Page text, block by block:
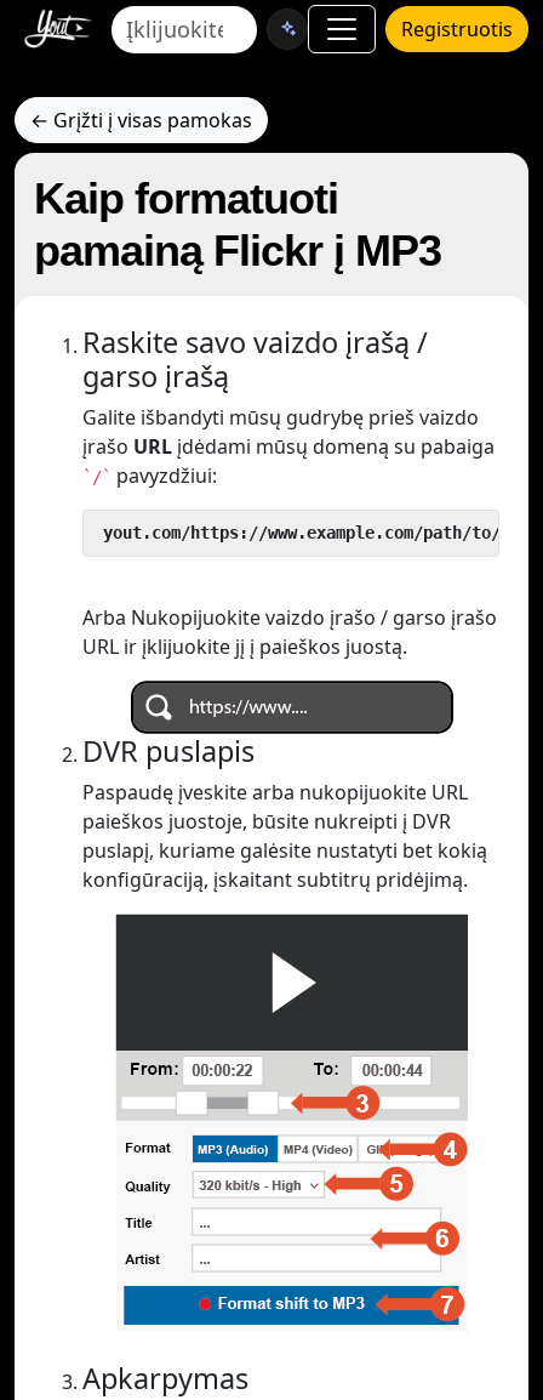
Registruotis
← Grįžti į visas pamokas
Kaip formatuoti
pamainą Flickr į MP3
Raskite savo vaizdo įrašą /
garso įrašą
Galite išbandyti mūsų gudrybę prieš vaizdo
įrašo URL įdėdami mūsų domeną su pabaiga
`/` pavyzdžiui:
yout.com/https://www.example.com/path/to/
Arba Nukopijuokite vaizdo įrašo / garso įrašo
URL ir įklijuokite jį į paieškos juostą.
DVR puslapis
Paspaudę įveskite arba nukopijuokite URL
paieškos juostoje, būsite nukreipti į DVR
puslapį, kuriame galėsite nustatyti bet kokią
konfigūraciją, įskaitant subtitrų pridėjimą.
Apkarpymas